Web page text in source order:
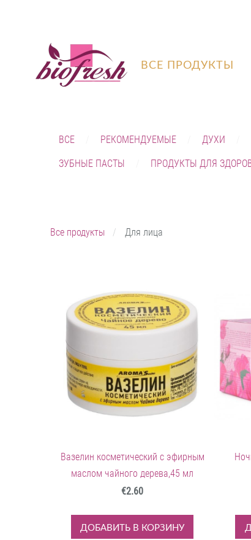
ВСЕ ПРОДУКТЫ
ВСЕ РЕКОМЕНДУЕМЫЕ ДУХИ
ЗУБНЫЕ ПАСТЫ ПРОДУКТЫ ДЛЯ
Все продукты Для лица
Вазелин косметический с эфирным
маслом чайного дерева,45 мл
€2.60
ДОБАВИТЬ В КОРЗИНУ